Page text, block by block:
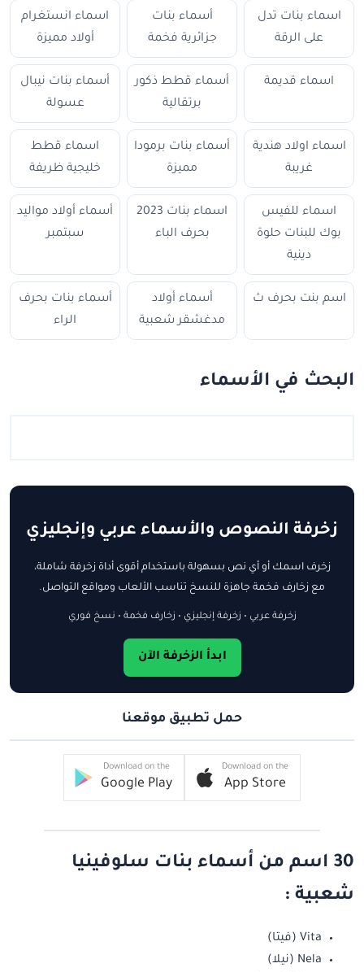
اسماء بنات تدل
على الرقة
أسماء بنات
جزائرية فخمة
اسماء انستغرام
أولاد مميزة
اسماء قديمة
أسماء قطط ذكور
برتقالية
أسماء بنات نيبال
عسولة
اسماء اولاد هندية
غريبة
أسماء بنات برمودا
مميزة
اسماء قطط
خليجية ظريفة
اسماء للفيس
بوك للبنات حلوة
دينية
اسماء بنات 2023
بحرف الباء
أسماء أولاد مواليد
سبتمبر
اسم بنت بحرف ث
أسماء أولاد
مدغشقر شعبية
أسماء بنات بحرف
الراء
البحث في الأسماء
زخرفة النصوص والأسماء عربي وإنجليزي
زخرف اسمك أو أي نص بسهولة باستخدام أقوى أداة زخرفة شاملة،
مع زخارف فخمة جاهزة للنسخ تناسب الألعاب ومواقع التواصل.
زخرفة عربي • زخرفة إنجليزي • زخارف فخمة • نسخ فوري
ابدأ الزخرفة الآن
حمل تطبيق موقعنا
Download on the
App Store
Download on the
Google Play
30 اسم من أسماء بنات سلوفينيا
شعبية :
Vita (فيتا)
Nela (نيلا)